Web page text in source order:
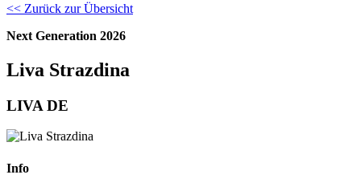
<< Zurück zur Übersicht
Next Generation 2026
Liva Strazdina
LIVA DE
Info